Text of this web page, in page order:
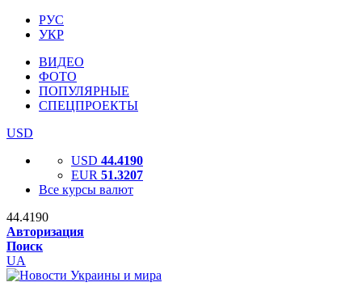
РУС
УКР
ВИДЕО
ФОТО
ПОПУЛЯРНЫЕ
СПЕЦПРОЕКТЫ
USD
USD 44.4190
EUR 51.3207
Все курсы валют
44.4190
Авторизация
Поиск
UA